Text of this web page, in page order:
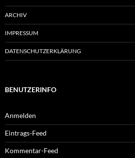
ARCHIV
IMPRESSUM
DATENSCHUTZERKLÄRUNG
BENUTZERINFO
Anmelden
Eintrags-Feed
Kommentar-Feed